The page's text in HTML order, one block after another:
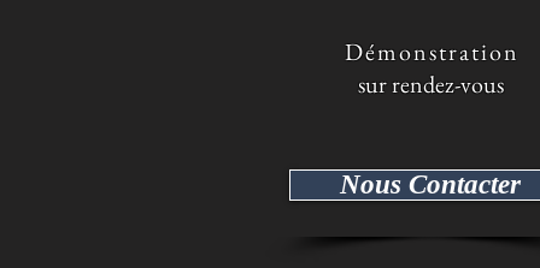
​ Démonstration
sur rendez-vous
Nous Contacter